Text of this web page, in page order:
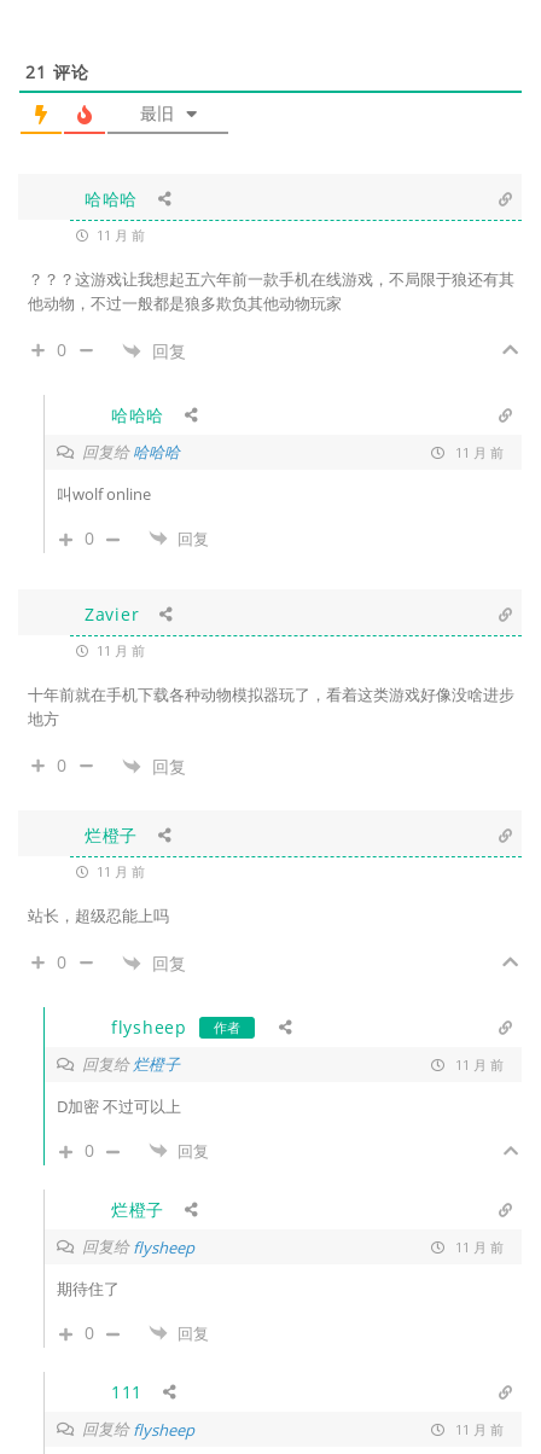
21 评论
最旧
哈哈哈
11 月 前
？？？这游戏让我想起五六年前一款手机在线游戏，不局限于狼还有其
他动物，不过一般都是狼多欺负其他动物玩家
0 回复
哈哈哈
回复给哈哈哈 11 月 前
叫wolf online
0 回复
Zavier
11 月 前
十年前就在手机下载各种动物模拟器玩了，看着这类游戏好像没啥进步
地方
0 回复
烂橙子
11 月 前
站长，超级忍能上吗
0 回复
flysheep 作者
回复给烂橙子 11 月 前
D加密 不过可以上
0 回复
烂橙子
回复给flysheep 11 月 前
期待住了
0 回复
111
回复给flysheep 11 月 前